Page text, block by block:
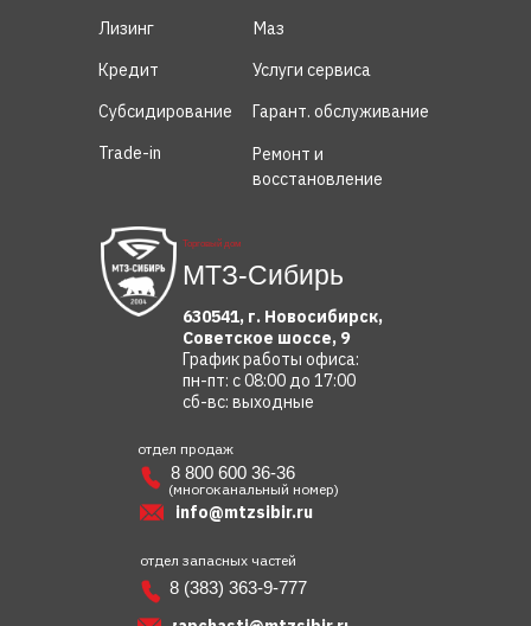
Торговый дом
МТЗ-Сибирь
Trade-in
Субсидирование
Кредит
Лизинг
Ремонт и
восстановление
Гарант. обслуживание
Услуги сервиса
Маз
630541, г. Новосибирск,
Советское шоссе, 9
График работы офиса:
пн-пт: с 08:00 до 17:00
сб-вс: выходные
отдел запасных частей
info@mtzsibir.ru
отдел продаж
(многоканальный номер)
8 800 600 36-36
8 (383) 363-9-777